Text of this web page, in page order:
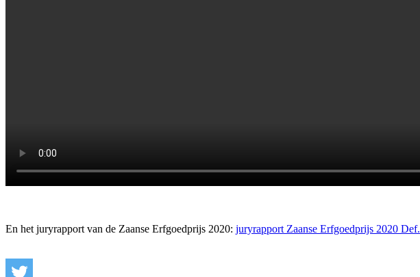
En het juryrapport van de Zaanse Erfgoedprijs 2020: juryrapport Zaanse Erfgoedprijs 2020 Def.